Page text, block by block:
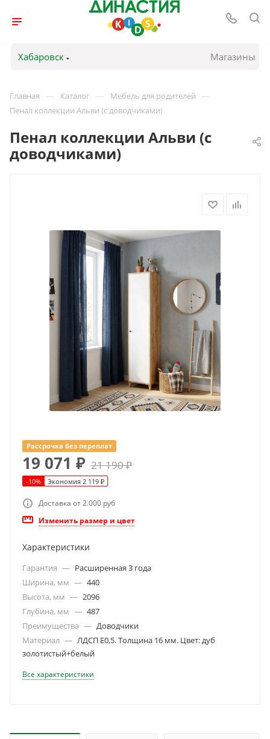
Хабаровск Магазины
Главная — Каталог — Мебель для родителей —
Пенал коллекции Альви (с доводчиками)
Пенал коллекции Альви (с
доводчиками)
Рассрочка без переплат
19 071 ₽ 21 190₽
-10% Экономия 2 119 ₽
Доставка от 2.000 руб
Изменить размер и цвет
Характеристики
Гарантия — Расширенная 3 года
Ширина, мм — 440
Высота, мм — 2096
Глубина, мм — 487
Преимущества — Доводчики
Материал — ЛДСП Е0,5. Толщина 16 мм. Цвет: дуб
золотистый+белый
Все характеристики